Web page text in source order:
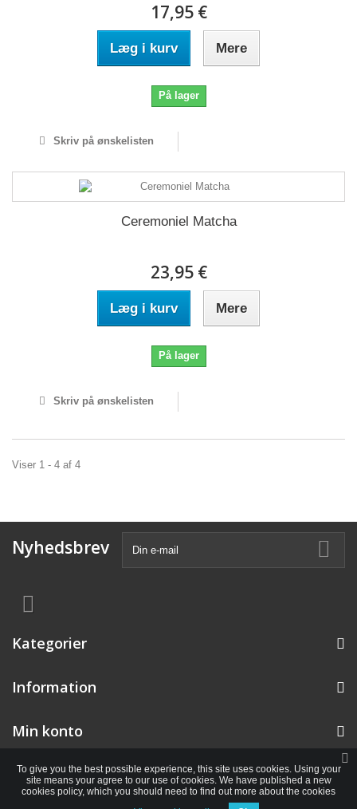
17,95 €
Læg i kurv Mere
På lager
Skriv på ønskelisten
Ceremoniel Matcha
23,95 €
Læg i kurv Mere
På lager
Skriv på ønskelisten
Viser 1 - 4 af 4
Nyhedsbrev
Kategorier
Information
Min konto
To give you the best possible experience, this site uses cookies. Using your
site means your agree to our use of cookies. We have published a new
cookies policy, which you should need to find out more about the cookies